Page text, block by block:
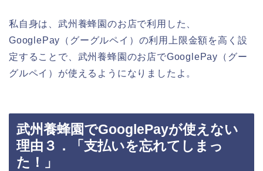
私自身は、武州養蜂園のお店で利用した、
GooglePay（グーグルペイ）の利用上限金額を高く設
定することで、武州養蜂園のお店でGooglePay（グー
グルペイ）が使えるようになりましたよ。
武州養蜂園でGooglePayが使えない
理由３．「支払いを忘れてしまっ
た！」